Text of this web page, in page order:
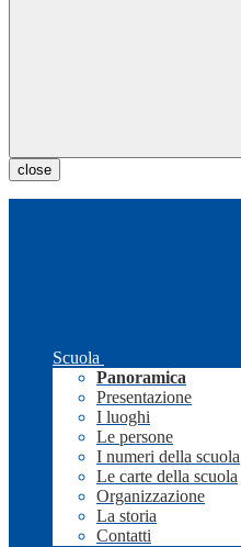
close
Scuola
Panoramica
Presentazione
I luoghi
Le persone
I numeri della scuola
Le carte della scuola
Organizzazione
La storia
Contatti